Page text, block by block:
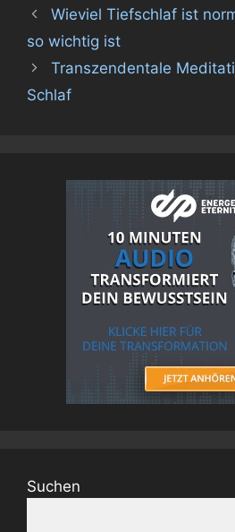
Wieviel Tiefschlaf ist
so wichtig ist
Transzendentale
Schlaf
Suchen